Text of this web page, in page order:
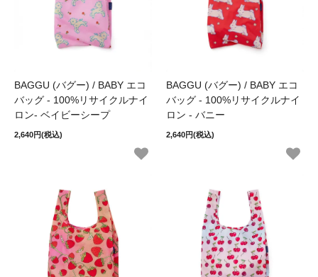
BAGGU (バグー) / BABY エコ
バッグ - 100%リサイクルナイ
ロン- ベイビーシープ
2,640円(税込)
BAGGU (バグー) / BABY エコ
バッグ - 100%リサイクルナイ
ロン - バニー
2,640円(税込)